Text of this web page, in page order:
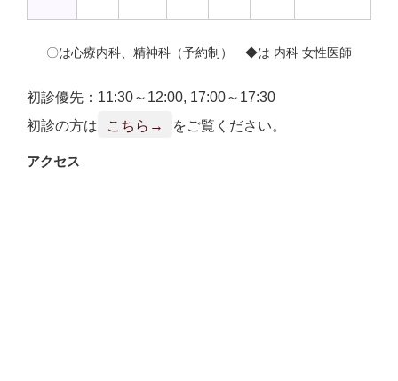
〇は心療内科、精神科（予約制） ◆は 内科 女性医師
初診優先：11:30～12:00, 17:00～17:30
初診の方は
こちら→ をご覧ください。
アクセス